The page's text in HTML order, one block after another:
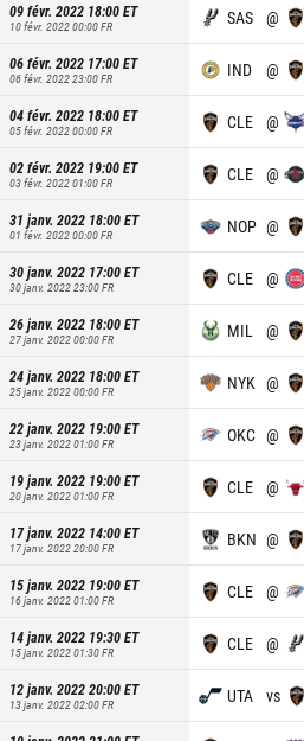
09 févr. 2022 18:00ET
10 févr. 2022 00:00FR SAS @
06 févr. 2022 17:00ET
06 févr. 2022 23:00FR IND @
04 févr. 2022 18:00ET
05 févr. 2022 00:00FR CLE @
02 févr. 2022 19:00ET
03 févr. 2022 01:00FR CLE @
31 janv. 2022 18:00ET
01 févr. 2022 00:00FR NOP @
30 janv. 2022 17:00ET
30 janv. 2022 23:00FR CLE @
26 janv. 2022 18:00ET
27 janv. 2022 00:00FR MIL @
24 janv. 2022 18:00ET
25 janv. 2022 00:00FR NYK @
22 janv. 2022 19:00ET
23 janv. 2022 01:00FR OKC @
19 janv. 2022 19:00ET
20 janv. 2022 01:00FR CLE @
17 janv. 2022 14:00ET
17 janv. 2022 20:00FR BKN @
15 janv. 2022 19:00ET
16 janv. 2022 01:00FR CLE @
14 janv. 2022 19:30ET
15 janv. 2022 01:30FR CLE @
12 janv. 2022 20:00ET
13 janv. 2022 02:00FR UTA vs